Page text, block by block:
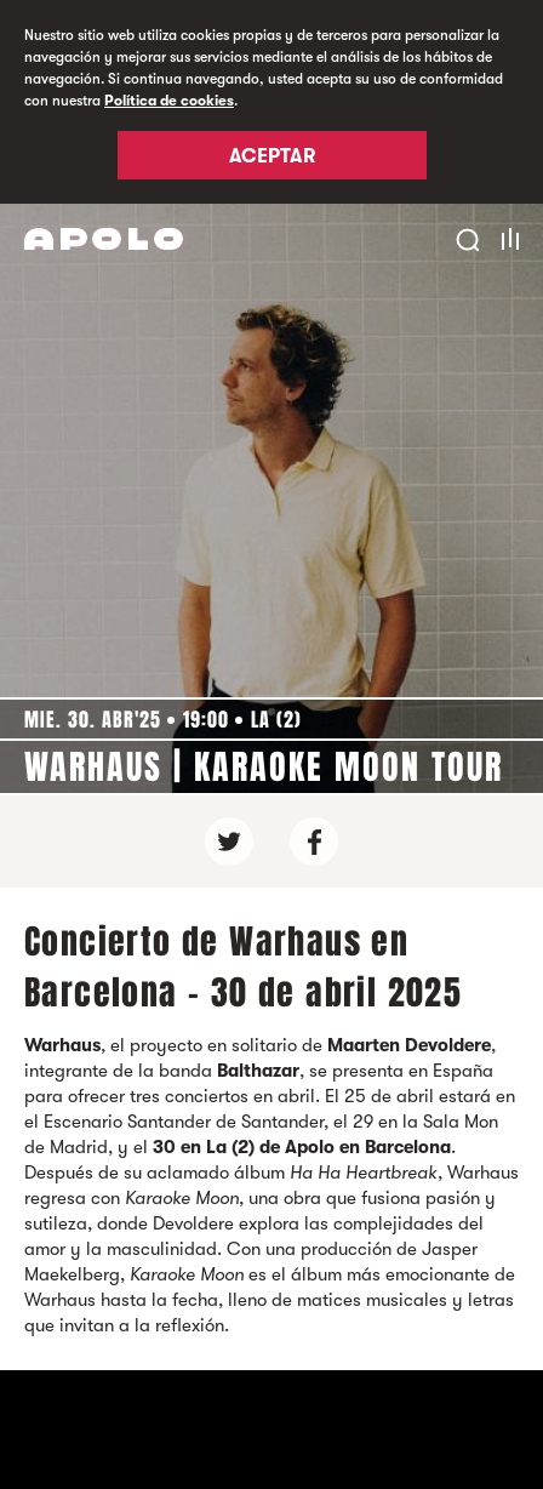
Nuestro sitio web utiliza cookies propias y de terceros para personalizar la
navegación y mejorar sus servicios mediante el análisis de los hábitos de
navegación. Si continua navegando, usted acepta su uso de conformidad
con nuestra Política de cookies.
ACEPTAR
MIE. 30. ABR'25 19:00 LA (2)
WARHAUS | KARAOKE MOON TOUR
Concierto de Warhaus en
Barcelona - 30 de abril 2025
Warhaus, el proyecto en solitario de Maarten Devoldere,
integrante de la banda Balthazar, se presenta en España
para ofrecer tres conciertos en abril. El 25 de abril estará en
el Escenario Santander de Santander, el 29 en la Sala Mon
de Madrid, y el 30 en La (2) de Apolo en Barcelona.
Después de su aclamado álbum Ha Ha Heartbreak, Warhaus
regresa con Karaoke Moon, una obra que fusiona pasión y
sutileza, donde Devoldere explora las complejidades del
amor y la masculinidad. Con una producción de Jasper
Maekelberg, Karaoke Moon es el álbum más emocionante de
Warhaus hasta la fecha, lleno de matices musicales y letras
que invitan a la reflexión.